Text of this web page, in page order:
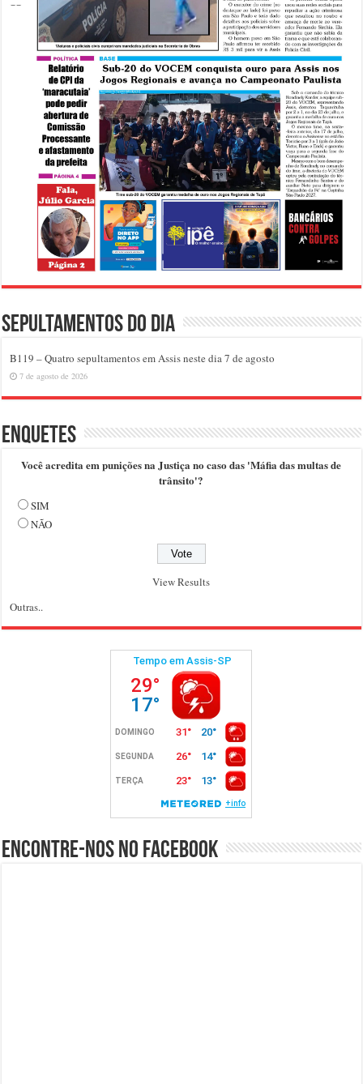
Sepultamentos do dia
B119 – Quatro sepultamentos em Assis neste dia 7 de agosto
7 de agosto de 2026
Enquetes
Você acredita em punições na Justiça no caso das 'Máfia das multas de
trânsito'?
SIM
NÃO
View Results
Outras..
Encontre-nos no Facebook